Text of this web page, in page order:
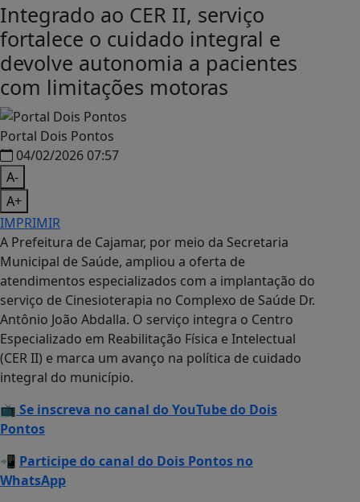
Integrado ao CER II, serviço
fortalece o cuidado integral e
devolve autonomia a pacientes
com limitações motoras
Portal Dois Pontos
04/02/2026 07:57
A-
A+
IMPRIMIR
A Prefeitura de Cajamar, por meio da Secretaria
Municipal de Saúde, ampliou a oferta de
atendimentos especializados com a implantação do
serviço de Cinesioterapia no Complexo de Saúde Dr.
Antônio João Abdalla. O serviço integra o Centro
Especializado em Reabilitação Física e Intelectual
(CER II) e marca um avanço na política de cuidado
integral do município.
📺 Se inscreva no canal do YouTube do Dois
Pontos
📲 Participe do canal do Dois Pontos no
WhatsApp